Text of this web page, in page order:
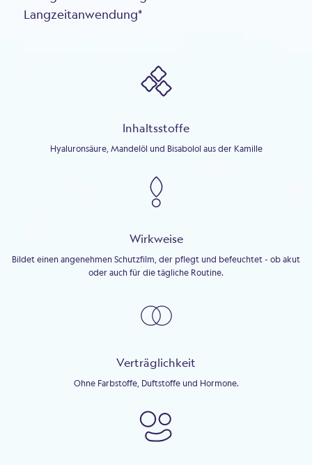
Langzeitanwendung*
Inhaltsstoffe
Hyaluronsäure, Mandelöl und Bisabolol aus der Kamille
Wirkweise
Bildet einen angenehmen Schutzfilm, der pflegt und befeuchtet - ob akut
oder auch für die tägliche Routine.
Verträglichkeit
Ohne Farbstoffe, Duftstoffe und Hormone.